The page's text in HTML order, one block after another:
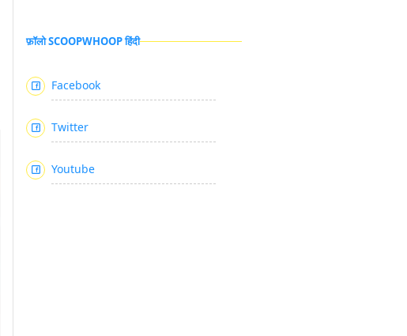
फ़ॉलो SCOOPWHOOP हिंदी
Facebook
Twitter
Youtube